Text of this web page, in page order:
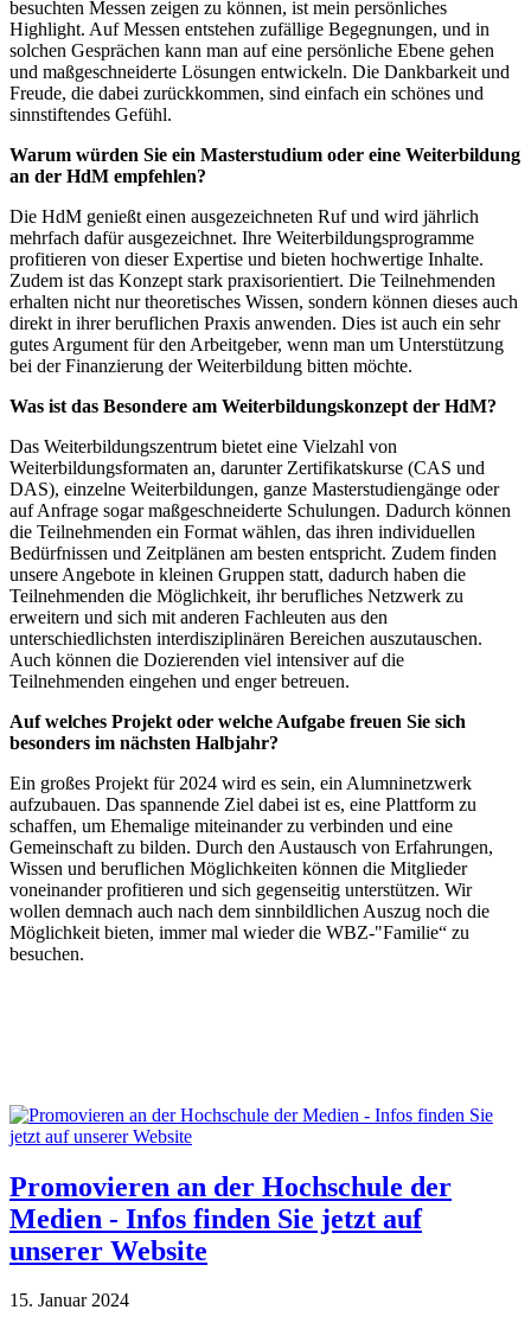
besuchten Messen zeigen zu können, ist mein persönliches
Highlight. Auf Messen entstehen zufällige Begegnungen, und in
solchen Gesprächen kann man auf eine persönliche Ebene gehen
und maßgeschneiderte Lösungen entwickeln. Die Dankbarkeit und
Freude, die dabei zurückkommen, sind einfach ein schönes und
sinnstiftendes Gefühl.
Warum würden Sie ein Masterstudium oder eine Weiterbildung
an der HdM empfehlen?
Die HdM genießt einen ausgezeichneten Ruf und wird jährlich
mehrfach dafür ausgezeichnet. Ihre Weiterbildungsprogramme
profitieren von dieser Expertise und bieten hochwertige Inhalte.
Zudem ist das Konzept stark praxisorientiert. Die Teilnehmenden
erhalten nicht nur theoretisches Wissen, sondern können dieses auch
direkt in ihrer beruflichen Praxis anwenden. Dies ist auch ein sehr
gutes Argument für den Arbeitgeber, wenn man um Unterstützung
bei der Finanzierung der Weiterbildung bitten möchte.
Was ist das Besondere am Weiterbildungskonzept der HdM?
Das Weiterbildungszentrum bietet eine Vielzahl von
Weiterbildungsformaten an, darunter Zertifikatskurse (CAS und
DAS), einzelne Weiterbildungen, ganze Masterstudiengänge oder
auf Anfrage sogar maßgeschneiderte Schulungen. Dadurch können
die Teilnehmenden ein Format wählen, das ihren individuellen
Bedürfnissen und Zeitplänen am besten entspricht. Zudem finden
unsere Angebote in kleinen Gruppen statt, dadurch haben die
Teilnehmenden die Möglichkeit, ihr berufliches Netzwerk zu
erweitern und sich mit anderen Fachleuten aus den
unterschiedlichsten interdisziplinären Bereichen auszutauschen.
Auch können die Dozierenden viel intensiver auf die
Teilnehmenden eingehen und enger betreuen.
Auf welches Projekt oder welche Aufgabe freuen Sie sich
besonders im nächsten Halbjahr?
Ein großes Projekt für 2024 wird es sein, ein Alumninetzwerk
aufzubauen. Das spannende Ziel dabei ist es, eine Plattform zu
schaffen, um Ehemalige miteinander zu verbinden und eine
Gemeinschaft zu bilden. Durch den Austausch von Erfahrungen,
Wissen und beruflichen Möglichkeiten können die Mitglieder
voneinander profitieren und sich gegenseitig unterstützen. Wir
wollen demnach auch nach dem sinnbildlichen Auszug noch die
Möglichkeit bieten, immer mal wieder die WBZ-"Familie“ zu
besuchen.
Promovieren an der Hochschule der
Medien - Infos finden Sie jetzt auf
unserer Website
15. Januar 2024